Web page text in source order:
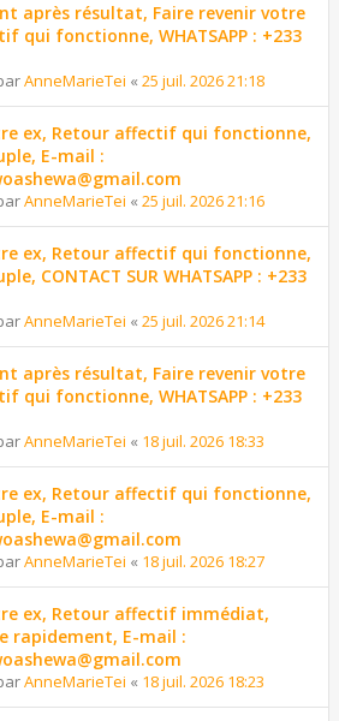
après résultat, Faire revenir votre
qui fonctionne, WHATSAPP : +233
AnneMarieTei « 25 juil. 2026 21:18
ex, Retour affectif qui fonctionne,
E-mail :
AnneMarieTei « 25 juil. 2026 21:16
ex, Retour affectif qui fonctionne,
CONTACT SUR WHATSAPP : +233
AnneMarieTei « 25 juil. 2026 21:14
après résultat, Faire revenir votre
qui fonctionne, WHATSAPP : +233
AnneMarieTei « 18 juil. 2026 18:33
ex, Retour affectif qui fonctionne,
E-mail :
AnneMarieTei « 18 juil. 2026 18:27
ex, Retour affectif immédiat,
rapidement, E-mail :
AnneMarieTei « 18 juil. 2026 18:23